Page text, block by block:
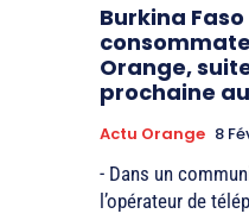
Burkina Faso
Orange,
prochaine
Actu Orange 8
- Dans un
l’opérateur de